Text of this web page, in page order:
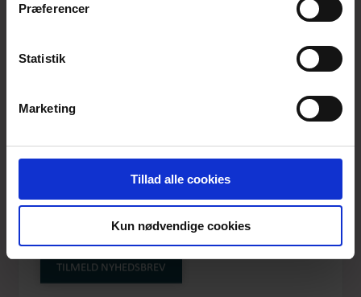
Præferencer
Statistik
Marketing
Tillad alle cookies
Kun nødvendige cookies
GREEN SWIRLS
DUJETTE
Produktnummer: SS26-dm-022B
TILMELD NYHEDSBREV